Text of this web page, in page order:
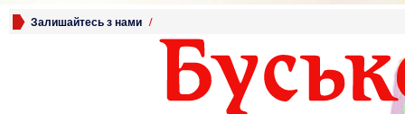
Залишайтесь з нами /